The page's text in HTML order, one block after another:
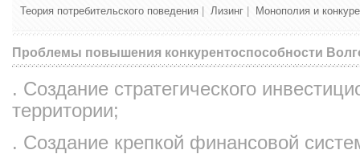
Теория потребительского поведения Лизинг Монополия и
Проблемы повышения конкурентоспособности
. Создание стратегического
территории;
. Создание крепкой финансовой